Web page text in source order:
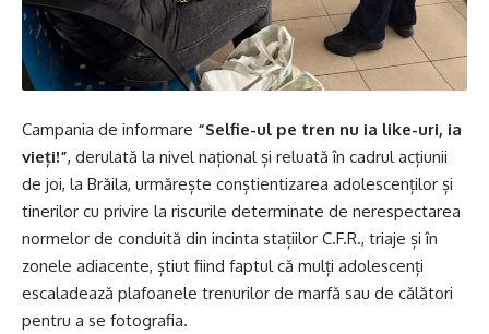
Campania de informare “Selfie-ul pe tren nu ia like-uri, ia
vieți!”, derulată la nivel național și reluată în cadrul acțiunii
de joi, la Brăila, urmărește conștientizarea adolescenților și
tinerilor cu privire la riscurile determinate de nerespectarea
normelor de conduită din incinta stațiilor C.F.R., triaje și în
zonele adiacente, știut fiind faptul că mulți adolescenți
escaladează plafoanele trenurilor de marfă sau de călători
pentru a se fotografia.